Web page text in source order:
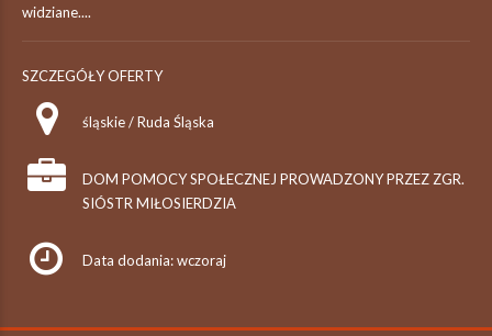
widziane....
SZCZEGÓŁY OFERTY
śląskie / Ruda Śląska
DOM POMOCY SPOŁECZNEJ PROWADZONY PRZEZ ZGR.
SIÓSTR MIŁOSIERDZIA
Data dodania: wczoraj